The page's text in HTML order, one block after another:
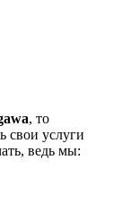
, то
свои услуги
ведь мы: